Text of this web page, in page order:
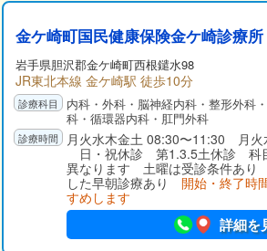
金ケ崎町国民健康保険金ケ崎診療所
岩手県胆沢郡金ケ崎町西根鑓水98
JR東北本線 金ケ崎駅 徒歩10分
内科・外科・脳神経内科・整形外科
科・循環器内科・肛門外科
月火水木金土 08:30〜11:30 月火
日・祝休診 第1.3.5土休診 科
異なります 土曜は受診条件あり
した早朝診療あり 開始・終了時
すめします
詳細を